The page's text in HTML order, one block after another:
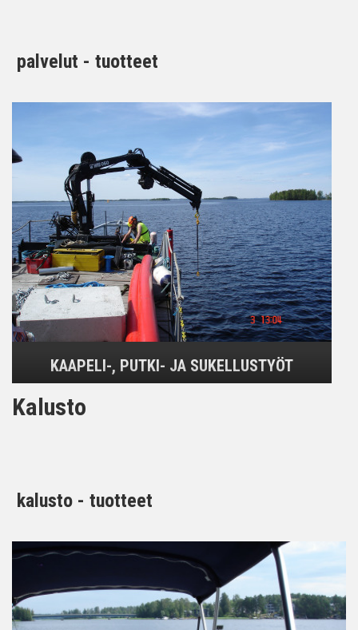
palvelut - tuotteet
KAAPELI-, PUTKI- JA SUKELLUSTYÖT
Kalusto
kalusto - tuotteet